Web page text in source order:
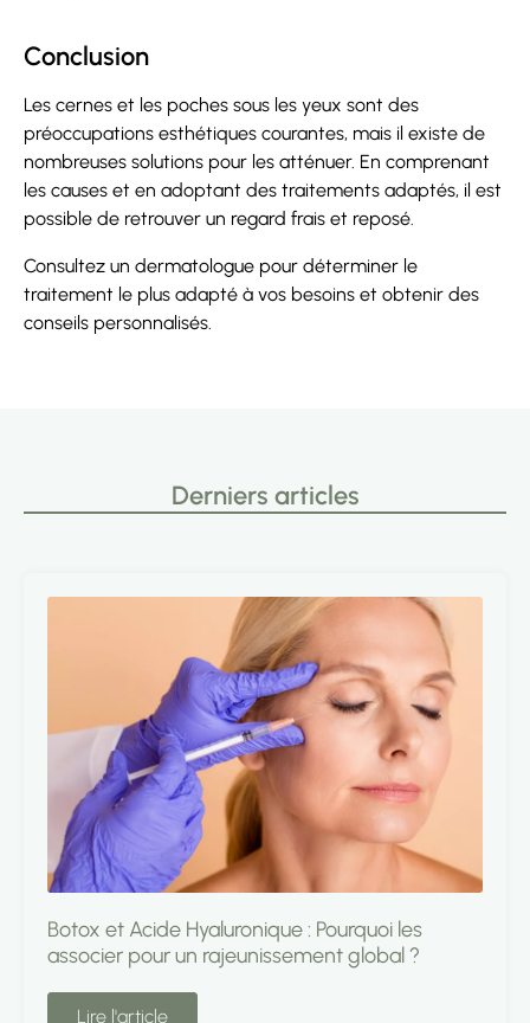
Conclusion
Les cernes et les poches sous les yeux sont des
préoccupations esthétiques courantes, mais il existe de
nombreuses solutions pour les atténuer. En comprenant
les causes et en adoptant des traitements adaptés, il est
possible de retrouver un regard frais et reposé.
Consultez un dermatologue pour déterminer le
traitement le plus adapté à vos besoins et obtenir des
conseils personnalisés.
Derniers articles
Botox et Acide Hyaluronique : Pourquoi les
associer pour un rajeunissement global ?
Lire l'article